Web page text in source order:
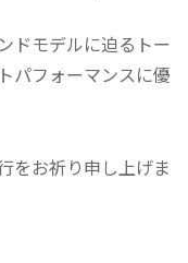
ドモデルに迫るトー
パフォーマンスに優
をお祈り申し上げま